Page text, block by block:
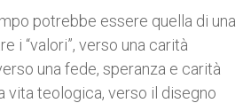
potrebbe essere quella di una
i “valori”, verso una carità
una fede, speranza e carità
vita teologica, verso il disegno